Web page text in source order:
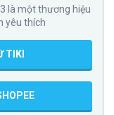
là một thương hiệu
yêu thích
TIKI